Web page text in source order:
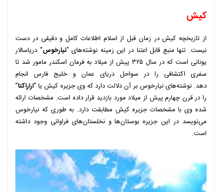
کیش
از تاریخچه کیش در زمان قبل از اسلام اطلاعات کامل و دقیقی در دست
نیست. تنها منبع قابل اعتنا در این زمینه نوشته‌های “نیارخوس” دریاسالار
یونانی است که در سال ۳۲۵ پیش از میلاد به فرمان اسکندر مامور شد تا
سفری اکتشافی را در سواحل دریای عمان و خلیج فارس انجام
دهد. نوشته‌های نیارخوس بر آن دلالت دارد که وی جزیره کیش یا “اراراکتا”
را در قرن چهارم پیش از میلاد مورد بازدید قرار داده است. مشخصات ارائه
شده وی با مشخصات جزیره کیش مطابقت دارد. به طوری که نیارخوس
می‌نویسد در این جزیره بوستان‌ها و نخلستان‌های فراوانی وجود داشته
است.